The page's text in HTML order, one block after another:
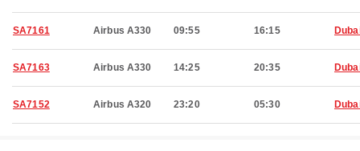
SA7161 Airbus A330 09:55 16:15
SA7163 Airbus A330 14:25 20:35
SA7152 Airbus A320 23:20 05:30